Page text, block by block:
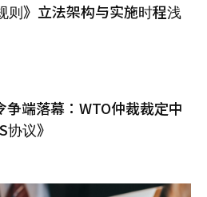
则》立法架构与实施时程浅
争端落幕：WTO仲裁裁定中
议》